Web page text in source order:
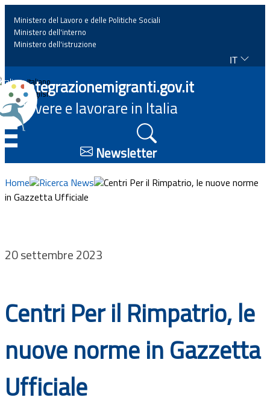
Home
News
Approfondimenti
Eventi
Progetti
Bandi
Guide
Ministero del Lavoro e delle Politiche Sociali
Ministero dell'interno
Ministero dell'istruzione
IT
Italiano
English
Integrazionemigranti.gov.it
Vivere e lavorare in Italia
Newsletter
Home Ricerca News
Centri Per il Rimpatrio, le nuove norme
in Gazzetta Ufficiale
20 settembre 2023
Centri Per il Rimpatrio, le
nuove norme in Gazzetta
Ufficiale